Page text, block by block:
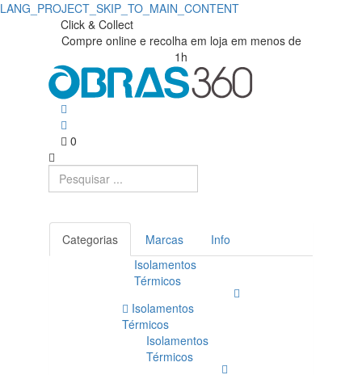
LANG_PROJECT_SKIP_TO_MAIN_CONTENT
Armazém/Segurança
Obras360
Obras360
Materiais
Construção
Click & Collect
Compre online e recolha em loja em menos de
1h
0
Categorias Marcas
Info
Isolamentos
Térmicos
Isolamentos
Térmicos
Isolamentos
Térmicos